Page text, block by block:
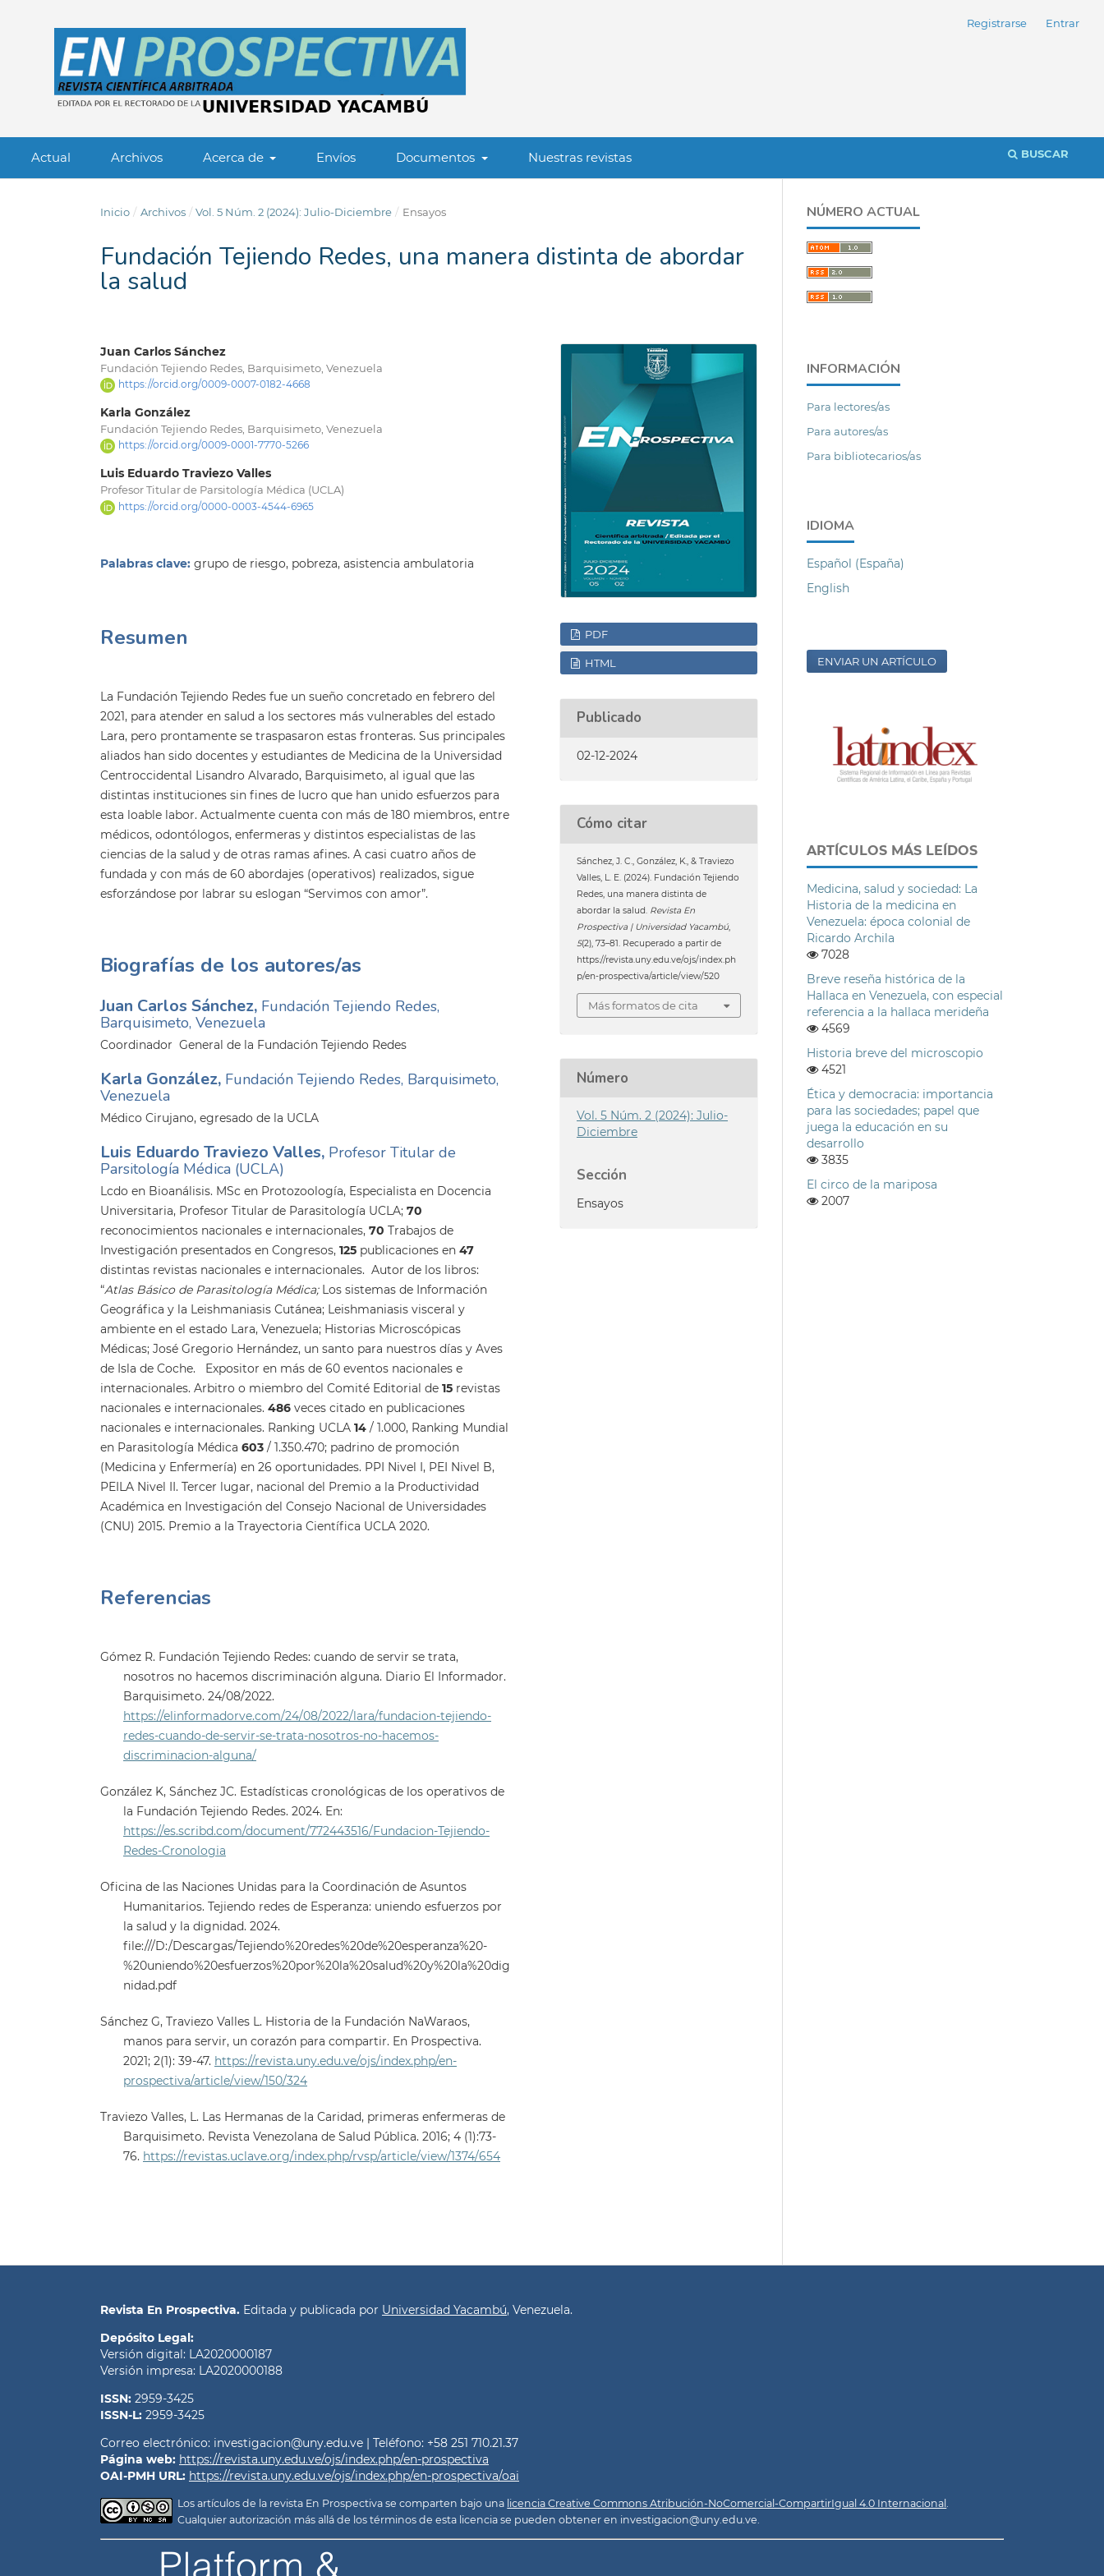
Actual Archivos Acerca de Envíos Documentos Nuestras revistas BUSCAR
Registrarse Entrar
Inicio / Archivos / Vol. 5 Núm. 2 (2024): Julio-Diciembre / Ensayos
Fundación Tejiendo Redes, una manera distinta de abordar
la salud
Juan Carlos Sánchez
Fundación Tejiendo Redes, Barquisimeto, Venezuela
https://orcid.org/0009-0007-0182-4668
Karla González
Fundación Tejiendo Redes, Barquisimeto, Venezuela
https://orcid.org/0009-0001-7770-5266
Luis Eduardo Traviezo Valles
Profesor Titular de Parsitología Médica (UCLA)
https://orcid.org/0000-0003-4544-6965
Palabras clave: grupo de riesgo, pobreza, asistencia ambulatoria
Resumen
La Fundación Tejiendo Redes fue un sueño concretado en febrero del
2021, para atender en salud a los sectores más vulnerables del estado
Lara, pero prontamente se traspasaron estas fronteras. Sus principales
aliados han sido docentes y estudiantes de Medicina de la Universidad
Centroccidental Lisandro Alvarado, Barquisimeto, al igual que las
distintas instituciones sin fines de lucro que han unido esfuerzos para
esta loable labor. Actualmente cuenta con más de 180 miembros, entre
médicos, odontólogos, enfermeras y distintos especialistas de las
ciencias de la salud y de otras ramas afines. A casi cuatro años de
fundada y con más de 60 abordajes (operativos) realizados, sigue
esforzándose por labrar su eslogan “Servimos con amor”.
Biografías de los autores/as
Juan Carlos Sánchez, Fundación Tejiendo Redes,
Barquisimeto, Venezuela
Coordinador General de la Fundación Tejiendo Redes
Karla González, Fundación Tejiendo Redes, Barquisimeto,
Venezuela
Médico Cirujano, egresado de la UCLA
Luis Eduardo Traviezo Valles, Profesor Titular de
Parsitología Médica (UCLA)
Lcdo en Bioanálisis. MSc en Protozoología, Especialista en Docencia
Universitaria, Profesor Titular de Parasitología UCLA; 70
reconocimientos nacionales e internacionales, 70 Trabajos de
Investigación presentados en Congresos, 125 publicaciones en 47
distintas revistas nacionales e internacionales. Autor de los libros:
“Atlas Básico de Parasitología Médica; Los sistemas de Información
Geográfica y la Leishmaniasis Cutánea; Leishmaniasis visceral y
ambiente en el estado Lara, Venezuela; Historias Microscópicas
Médicas; José Gregorio Hernández, un santo para nuestros días y Aves
de Isla de Coche. Expositor en más de 60 eventos nacionales e
internacionales. Arbitro o miembro del Comité Editorial de 15 revistas
nacionales e internacionales. 486 veces citado en publicaciones
nacionales e internacionales. Ranking UCLA 14 / 1.000, Ranking Mundial
en Parasitología Médica 603 / 1.350.470; padrino de promoción
(Medicina y Enfermería) en 26 oportunidades. PPI Nivel I, PEI Nivel B,
PEILA Nivel II. Tercer lugar, nacional del Premio a la Productividad
Académica en Investigación del Consejo Nacional de Universidades
(CNU) 2015. Premio a la Trayectoria Científica UCLA 2020.
Referencias
Gómez R. Fundación Tejiendo Redes: cuando de servir se trata,
nosotros no hacemos discriminación alguna. Diario El Informador.
Barquisimeto. 24/08/2022.
https://elinformadorve.com/24/08/2022/lara/fundacion-tejiendo-
redes-cuando-de-servir-se-trata-nosotros-no-hacemos-
discriminacion-alguna/
González K, Sánchez JC. Estadísticas cronológicas de los operativos de
la Fundación Tejiendo Redes. 2024. En:
https://es.scribd.com/document/772443516/Fundacion-Tejiendo-
Redes-Cronologia
Oficina de las Naciones Unidas para la Coordinación de Asuntos
Humanitarios. Tejiendo redes de Esperanza: uniendo esfuerzos por
la salud y la dignidad. 2024.
file:///D:/Descargas/Tejiendo%20redes%20de%20esperanza%20-
%20uniendo%20esfuerzos%20por%20la%20salud%20y%20la%20dig
nidad.pdf
Sánchez G, Traviezo Valles L. Historia de la Fundación NaWaraos,
manos para servir, un corazón para compartir. En Prospectiva.
2021; 2(1): 39-47. https://revista.uny.edu.ve/ojs/index.php/en-
prospectiva/article/view/150/324
Traviezo Valles, L. Las Hermanas de la Caridad, primeras enfermeras de
Barquisimeto. Revista Venezolana de Salud Pública. 2016; 4 (1):73-
76. https://revistas.uclave.org/index.php/rvsp/article/view/1374/654
PDF
HTML
Publicado
02-12-2024
Cómo citar
Sánchez, J. C., González, K., & Traviezo
Valles, L. E. (2024). Fundación Tejiendo
Redes, una manera distinta de
abordar la salud. Revista En
Prospectiva | Universidad Yacambú,
5(2), 73–81. Recuperado a partir de
https://revista.uny.edu.ve/ojs/index.ph
p/en-prospectiva/article/view/520
Más formatos de cita
Número
Vol. 5 Núm. 2 (2024): Julio-
Diciembre
Sección
Ensayos
NÚMERO ACTUAL
INFORMACIÓN
Para lectores/as
Para autores/as
Para bibliotecarios/as
IDIOMA
Español (España)
English
ENVIAR UN ARTÍCULO
ARTÍCULOS MÁS LEÍDOS
Medicina, salud y sociedad: La
Historia de la medicina en
Venezuela: época colonial de
Ricardo Archila
7028
Breve reseña histórica de la
Hallaca en Venezuela, con especial
referencia a la hallaca merideña
4569
Historia breve del microscopio
4521
Ética y democracia: importancia
para las sociedades; papel que
juega la educación en su
desarrollo
3835
El circo de la mariposa
2007
Revista En Prospectiva. Editada y publicada por Universidad Yacambú, Venezuela.
Depósito Legal:
Versión digital: LA2020000187
Versión impresa: LA2020000188
ISSN: 2959-3425
ISSN-L: 2959-3425
Correo electrónico: investigacion@uny.edu.ve | Teléfono: +58 251 710.21.37
Página web: https://revista.uny.edu.ve/ojs/index.php/en-prospectiva
OAI-PMH URL: https://revista.uny.edu.ve/ojs/index.php/en-prospectiva/oai
Los artículos de la revista En Prospectiva se comparten bajo una licencia Creative Commons Atribución-NoComercial-CompartirIgual 4.0 Internacional
Cualquier autorización más allá de los términos de esta licencia se pueden obtener en investigacion@uny.edu.ve.